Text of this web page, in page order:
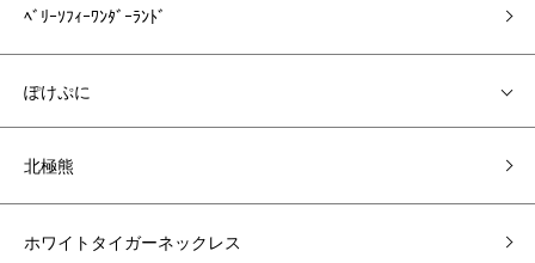
ﾍﾞﾘｰｿﾌｨｰﾜﾝﾀﾞｰﾗﾝﾄﾞ
ぽけぷに
北極熊
ホワイトタイガーネックレス